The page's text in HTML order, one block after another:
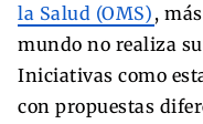
la Salud (OMS) ,
mundo no realiza
Iniciativas como
con propuestas